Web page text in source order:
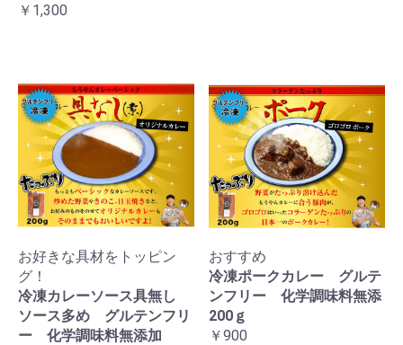
￥1,300
お好きな具材をトッピン
グ！
冷凍カレーソース具無し
ソース多め グルテンフリ
ー 化学調味料無添加
おすすめ
冷凍ポークカレー グルテ
ンフリー 化学調味料無添
200ｇ
￥900